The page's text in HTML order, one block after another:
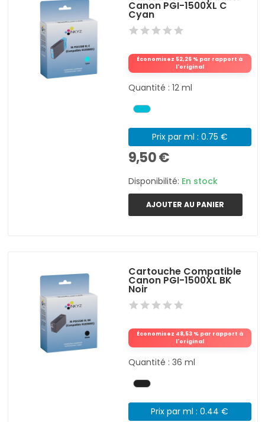
Canon PGI-1500XL C
Cyan
Économisez 52,26 % par rapport à
l'original
Quantité : 12 ml
Prix par ml : 0.75 €
9,50 €
Disponibilité: En stock
AJOUTER AU PANIER
Cartouche Compatible
Canon PGI-1500XL BK
Noir
Économisez 48,53 % par rapport à
l'original
Quantité : 36 ml
Prix par ml : 0.44 €